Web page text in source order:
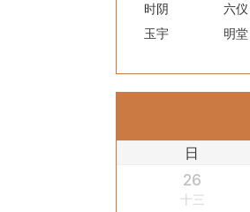
时阴
六仪
玉宇
明堂
日
26
十三